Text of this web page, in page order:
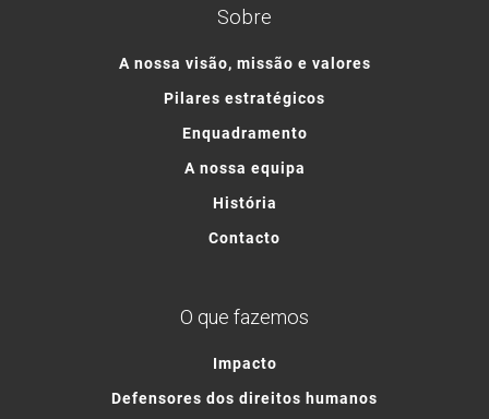
Sobre
A nossa visão, missão e valores
Pilares estratégicos
Enquadramento
A nossa equipa
História
Contacto
O que fazemos
Impacto
Defensores dos direitos humanos